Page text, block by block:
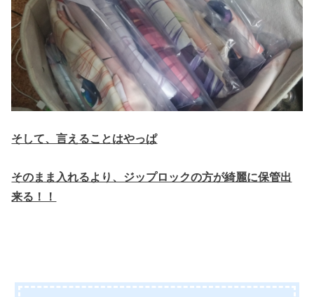
そして、言えることはやっぱ
そのまま入れるより、ジップロックの方が綺麗に保管出
来る！！